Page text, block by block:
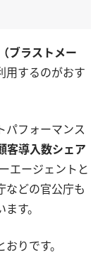
ブラストメー
用するのがおす
パフォーマンス
客導入数シェア
エージェントと
などの官公庁も
す。
りです。